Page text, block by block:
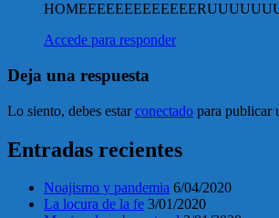
Accede para responder
Deja una respuesta
Lo siento, debes estarconectado para publicar
Entradas recientes
Noajismo y pandemia 6/04/2020
La locura de la fe 3/01/2020